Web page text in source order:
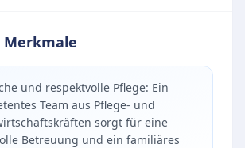
Merkmale
und respektvolle Pflege: Ein
Team aus Pflege- und
sorgt für eine
Betreuung und ein familiäres